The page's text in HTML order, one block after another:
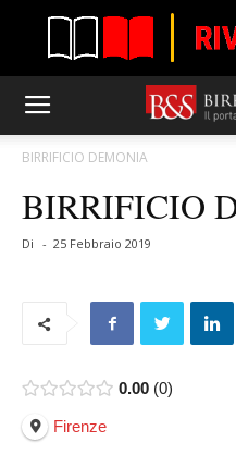
BIRRIFICIO DEMONIA
BIRRIFICIO
Di - 25 Febbraio 2019
0.00 0
Firenze